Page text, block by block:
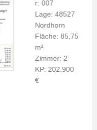
r: 007
Lage: 48527
Nordhorn
Fläche: 85,75
m²
Zimmer: 2
KP: 202.900
€